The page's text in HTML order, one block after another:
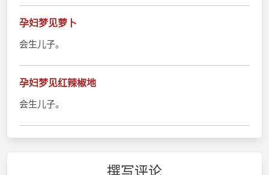
孕妇梦见萝卜
会生儿子。
孕妇梦见红辣椒地
会生儿子。
撰写评论